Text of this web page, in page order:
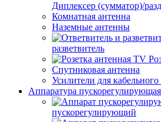
Диплексер (сумматор)/
Комнатная антенна
Наземные антенны
разветвитель
Спутниковая антенна
Усилители для
Аппаратура пускорегулирующая
пускорегулирующий